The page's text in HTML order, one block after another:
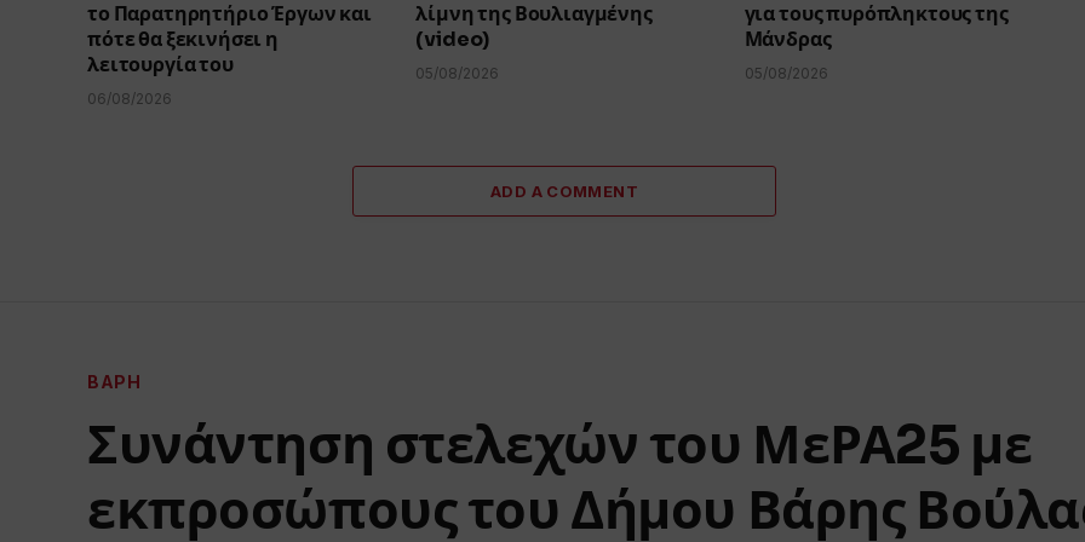
το Παρατηρητήριο Έργων και
πότε θα ξεκινήσει η
λειτουργία του
06/08/2026
λίμνη της Βουλιαγμένης
(video)
05/08/2026
για τους πυρόπληκτους της
Μάνδρας
05/08/2026
ADD A COMMENT
ΒΆΡΗ
Συνάντηση στελεχών του ΜεΡΑ25 με
εκπροσώπους του Δήμου Βάρης